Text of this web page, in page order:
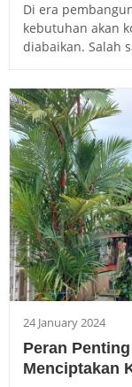
Di era
kebutuhan akan
diabaikan. Salah
24 January 2024
Peran
Menciptakan